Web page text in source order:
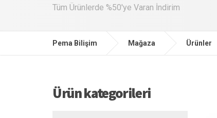
Tüm Ürünlerde %50'ye Varan İndirim
Pema Bilişim Mağaza Ürünler
Ürün kategorileri